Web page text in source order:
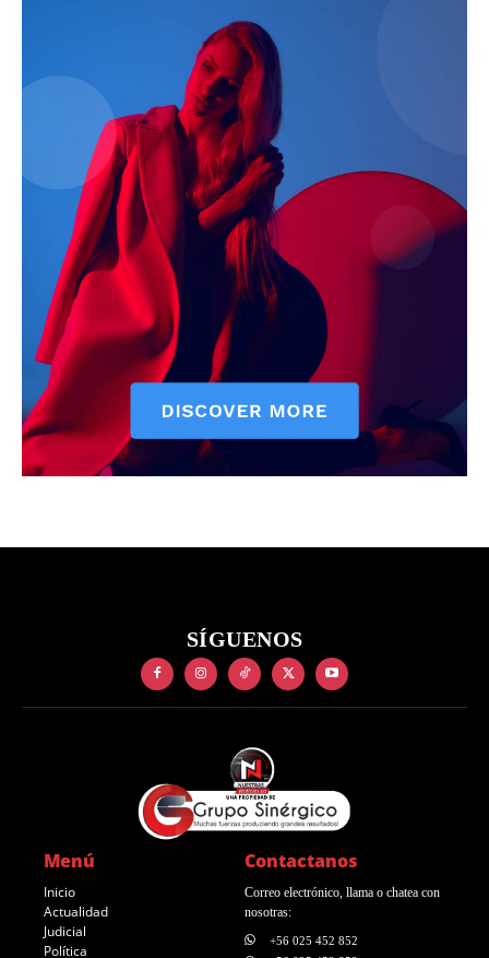
SÍGUENOS
Menú
Inicio
Actualidad
Judicial
Política
Contactanos
Correo electrónico, llama o chatea con
nosotras:
+56 025 452 852